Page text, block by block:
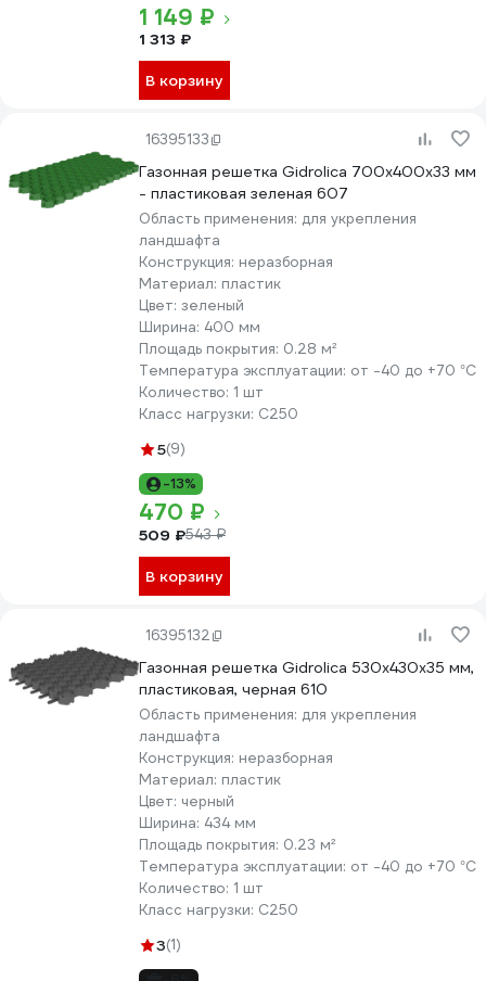
1 149 ₽
1 313 ₽
В корзину
16395133
Газонная решетка Gidrolica 700х400х33 мм
- пластиковая зеленая 607
Область применения: для укрепления
ландшафта
Конструкция: неразборная
Материал: пластик
Цвет: зеленый
Ширина: 400 мм
Площадь покрытия: 0.28 м²
Температура эксплуатации: от -40 до +70 °С
Количество: 1 шт
Класс нагрузки: С250
5(9)
-13%
470 ₽
509 ₽543 ₽
В корзину
16395132
Газонная решетка Gidrolica 530х430х35 мм,
пластиковая, черная 610
Область применения: для укрепления
ландшафта
Конструкция: неразборная
Материал: пластик
Цвет: черный
Ширина: 434 мм
Площадь покрытия: 0.23 м²
Температура эксплуатации: от -40 до +70 °С
Количество: 1 шт
Класс нагрузки: С250
3(1)